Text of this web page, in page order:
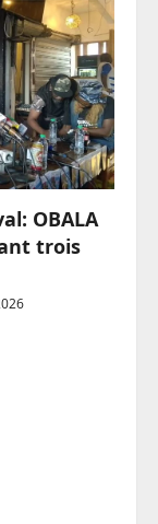
OBALA
trois